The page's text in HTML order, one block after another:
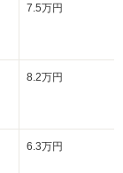
7.5万円
8.2万円
6.3万円